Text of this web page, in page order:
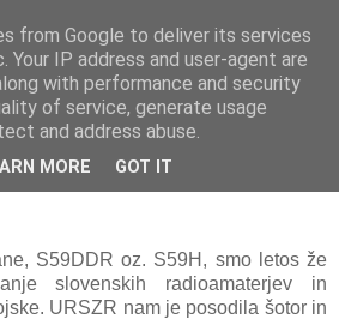
CONTEST 2010
S59DDR oz. S59H, smo letos že
slovenskih radioamaterjev in
URSZR nam je posodila šotor in
from Google to deliver its services
Your IP address and user-agent are
with performance and security
of service, generate usage
and address abuse.
MORE GOT IT